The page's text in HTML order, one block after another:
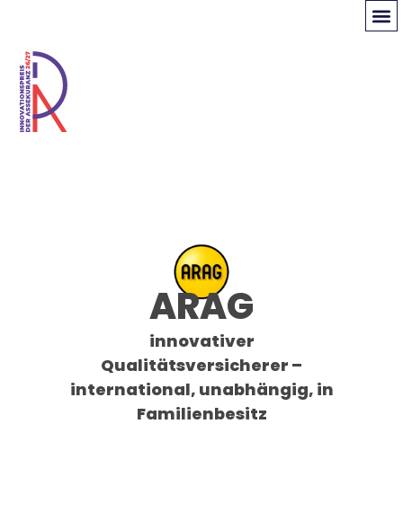
ARAG
innovativer
Qualitätsversicherer –
international, unabhängig, in
Familienbesitz